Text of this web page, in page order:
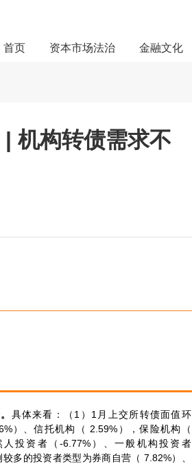
首页 资本市场法治 金融文化
机构转债需求不
具体来看：（1）1月上交所转债面值环
）、信托机构（ 2.59%），保险机构（
投资者（-6.77%）、一般机构投资者
多的投资者类型为券商自营（ 7.82%）、